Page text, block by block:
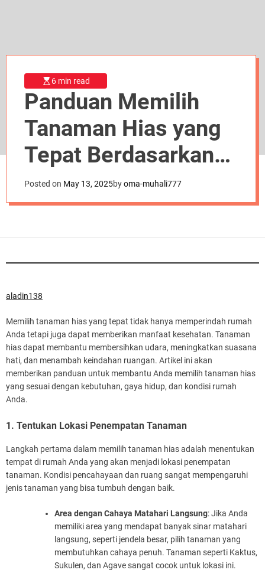
6 min read
Panduan Memilih
Tanaman Hias yang
Tepat Berdasarkan
Kebutuhan Anda
Posted on May 13, 2025byoma-muhali777
aladin138
Memilih tanaman hias yang tepat tidak hanya memperindah rumah
Anda tetapi juga dapat memberikan manfaat kesehatan. Tanaman
hias dapat membantu membersihkan udara, meningkatkan suasana
hati, dan menambah keindahan ruangan. Artikel ini akan
memberikan panduan untuk membantu Anda memilih tanaman hias
yang sesuai dengan kebutuhan, gaya hidup, dan kondisi rumah
Anda.
1. Tentukan Lokasi Penempatan Tanaman
Langkah pertama dalam memilih tanaman hias adalah menentukan
tempat di rumah Anda yang akan menjadi lokasi penempatan
tanaman. Kondisi pencahayaan dan ruang sangat mempengaruhi
jenis tanaman yang bisa tumbuh dengan baik.
Area dengan Cahaya Matahari Langsung: Jika Anda
memiliki area yang mendapat banyak sinar matahari
langsung, seperti jendela besar, pilih tanaman yang
membutuhkan cahaya penuh. Tanaman seperti Kaktus,
Sukulen, dan Agave sangat cocok untuk lokasi ini.